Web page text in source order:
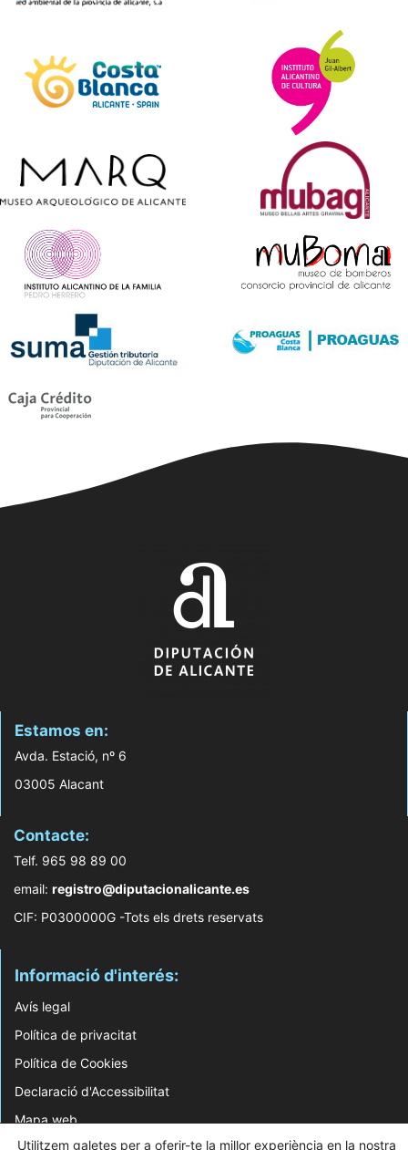
Estamos en:
Avda. Estació, nº 6
03005 Alacant
Contacte:
Telf. 965 98 89 00
email: registro@diputacionalicante.es
CIF: P0300000G -Tots els drets reservats
Informació d'interés:
Avís legal
Política de privacitat
Política de Cookies
Declaració d'Accessibilitat
Mapa web
Utilitzem galetes per a oferir-te la millor experiència en la nostra